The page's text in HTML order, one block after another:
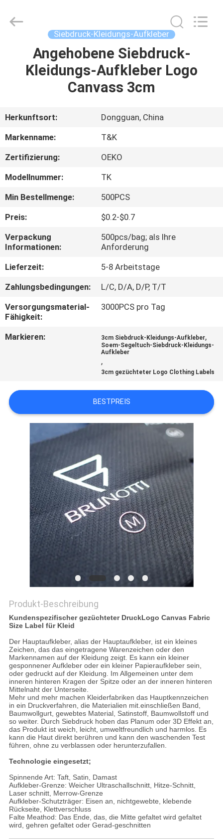
HAUS
PRODUKTE
ÜBER
UNS
FABRIK-
AUSFLUG
QUALITÄTSKONTROLLE
TRETEN
SIE
MIT
IN
VERBINDUNG
ZITAT
SITEMAP
PRIVACY
POLICY
Accessories
Co.,Ltd.
Siebdruck-Kleidungs-Aufkleber
Angehobene Siebdruck-
Kleidungs-Aufkleber Logo
Canvass 3cm
Herkunftsort:
Dongguan, China
Markenname:
T&K
Zertifizierung:
OEKO
Modellnummer:
TK
Min Bestellmenge:
500PCS
Preis:
$0.2-$0.7
Verpackung
Informationen:
500pcs/bag; als Ihre
Anforderung
Lieferzeit:
5-8 Arbeitstage
Zahlungsbedingungen:
L/C, D/A, D/P, T/T
Versorgungsmaterial-
Fähigkeit:
3000PCS pro Tag
Markieren: 3cm Siebdruck-Kleidungs-Aufkleber,
Soem-Segeltuch-Siebdruck-Kleidungs-
Aufkleber
,
3cm gezüchteter Logo Clothing Labels
BESTPREIS
Produkt-Beschreibung
Kundenspezifischer gezüchteter DruckLogo Canvas Fabric
Size Label für Kleid
Der Hauptaufkleber, alias der Hauptaufkleber, ist ein kleines
Zeichen, das das eingetragene Warenzeichen oder den
Markennamen auf der Kleidung zeigt. Es kann ein kleiner
gesponnener Aufkleber oder ein kleiner Papieraufkleber sein,
oder gedruckt auf der Kleidung. Im Allgemeinen unter dem
inneren hinteren Kragen der Spitze oder an der inneren hinteren
Mittelnaht der Unterseite.
Mehr und mehr machen Kleiderfabriken das Hauptkennzeichen
in ein Druckverfahren, die Materialien mit.einschließen Band,
Baumwollgurt, gewebtes Material, Satinstoff, Baumwollstoff und
so weiter. Durch Siebdruck hoben das Planum oder 3D Effekt an,
das Produkt ist weich, leicht, umweltfreundlich und harmlos. Es
kann die Haut direkt berühren und kann den waschenden Test
führen, ohne zu verblassen oder herunterzufallen.
Technologie eingesetzt;
Spinnende Art: Taft, Satin, Damast
Aufkleber-Grenze: Weicher Ultraschallschnitt, Hitze-Schnitt,
Laser schnitt, Merrow-Grenze
Aufkleber-Schutzträger: Eisen an, nichtgewebte, klebende
Rückseite, Klettverschluss
Falte Meathod: Das Ende, das, die Mitte gefaltet wird gefaltet
wird, gehren gefaltet oder Gerad-geschnitten